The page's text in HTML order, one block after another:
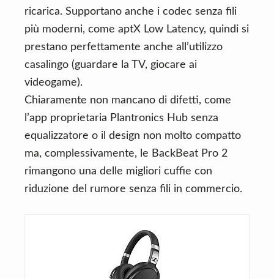
ricarica. Supportano anche i codec senza fili
più moderni, come aptX Low Latency, quindi si
prestano perfettamente anche all’utilizzo
casalingo (guardare la TV, giocare ai
videogame).
Chiaramente non mancano di difetti, come
l’app proprietaria Plantronics Hub senza
equalizzatore o il design non molto compatto
ma, complessivamente, le BackBeat Pro 2
rimangono una delle migliori cuffie con
riduzione del rumore senza fili in commercio.